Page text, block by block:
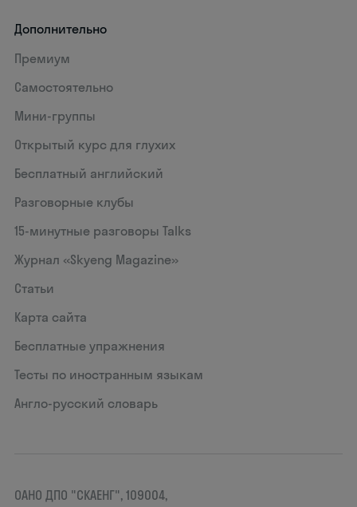
Дополнительно
Премиум
Самостоятельно
Мини-группы
Открытый курс для глухих
Бесплатный английский
Разговорные клубы
15‑минутные разговоры Talks
Журнал «Skyeng Magazine»
Статьи
Карта сайта
Бесплатные упражнения
Тесты по иностранным языкам
Англо-русский словарь
ОАНО ДПО "СКАЕНГ", 109004,